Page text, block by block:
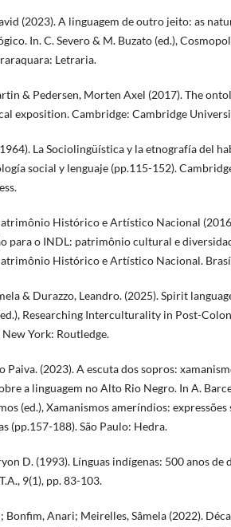
(2023). A linguagem de outro jeito: as
In. C. Severo & M. Buzato (ed.),
Letraria.
& Pedersen, Morten Axel (2017). The
exposition. Cambridge: Cambridge
La Sociolingüística y la etnografía del
social y lenguaje (pp.115-152).
Histórico e Artístico Nacional
para o INDL: patrimônio cultural e
Histórico e Artístico Nacional.
& Durazzo, Leandro. (2025). Spirit
Researching Interculturality in Post-
York: Routledge.
Paiva. (2023). A escuta dos sopros:
a linguagem no Alto Rio Negro. In A.
(ed.), Xamanismos ameríndios: expressões
(pp.157-188). São Paulo: Hedra.
D. (1993). Línguas indígenas: 500 anos de
9(1), pp. 83-103.
Bonfim, Anari; Meirelles, Sâmela (2022).